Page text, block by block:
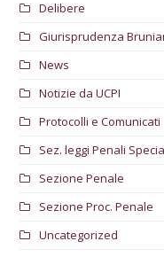
Delibere
Giurisprudenza
News
Notizie da UCPI
Protocolli e Comunicati
Sez. leggi Penali
Sezione Penale
Sezione Proc. Penale
Uncategorized